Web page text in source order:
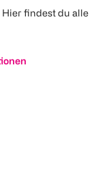
findest du alle